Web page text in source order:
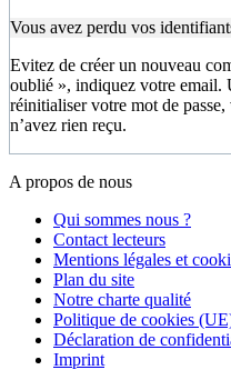
Vous avez perdu vos
Evitez de créer un nouveau
oublié », indiquez votre email.
réinitialiser votre mot de
n’avez rien reçu.
A propos de nous
Qui sommes nous ?
Contact lecteurs
Mentions légales et
Plan du site
Notre charte qualité
Politique de cookies
Déclaration de
Imprint